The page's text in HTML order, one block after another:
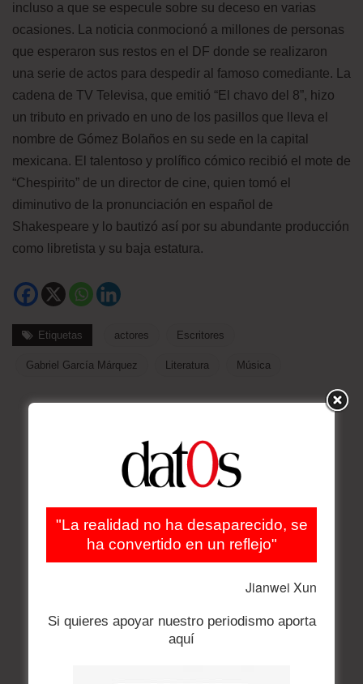
incluso a que se especule sobre su deceso en varias
ocasiones. La noticia conmocionó a millones de personas
que esperaron sus restos en el DF donde se realizaron
una serie de actos para despedir al famoso comediante. La
cadena de TV Televisa, que emitió “El chavo del 8”, hizo
un tributo en privado en uno de los pasillos que lleva el
nombre de Gómez Bolaños en su sede en la capital
mexicana. El talentoso y prolífico cómico recibió el mote de
“Chespirito” de un director de cine, quien tomó el
diminutivo de la pronunciación en español de
Shakespeare y lo bautizó así por su abundante producción
como libretista y su baja estatura.
Etiquetas actores Escritores
Gabriel García Márquez Literatura Música
"La realidad no ha desaparecido, se
ha convertido en un reflejo"
Jianwei Xun
Si quieres apoyar nuestro periodismo aporta
aquí